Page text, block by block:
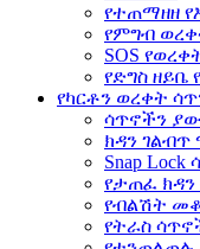
የተጠማዘዘ
የምግብ
SOS
የድግስ ዘይቤ
የካርቶን ወረቀት
ሳጥኖችን
ክዳን
Snap Lock
የታጠፈ
የብልሽት
የትራስ